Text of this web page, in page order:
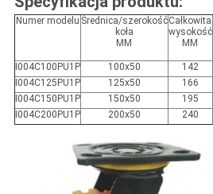
Numer modelu Średnica/szerokość
koła
MM
Całkowita
wysokość
MM
I004C100PU1P 100x50 142
I004C125PU1P 125x50 166
I004C150PU1P
150x50 195
I004C200PU1P
200x50 240